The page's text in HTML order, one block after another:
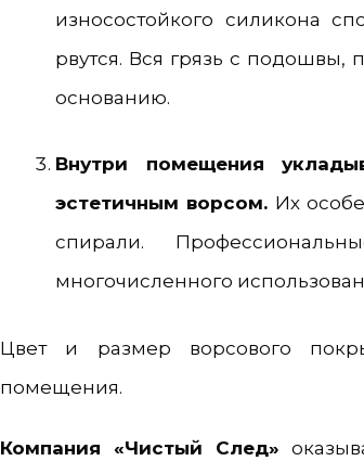
износостойкого силикона
рвутся. Вся грязь с подошвы,
основанию.
Внутри помещения
эстетичным ворсом. Их
спирали.
многочисленного
Цвет и размер ворсового
помещения.
Компания «Чистый След»